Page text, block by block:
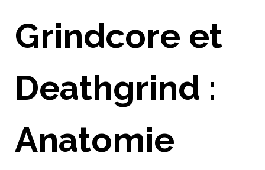
Grindcore et
Deathgrind :
Anatomie